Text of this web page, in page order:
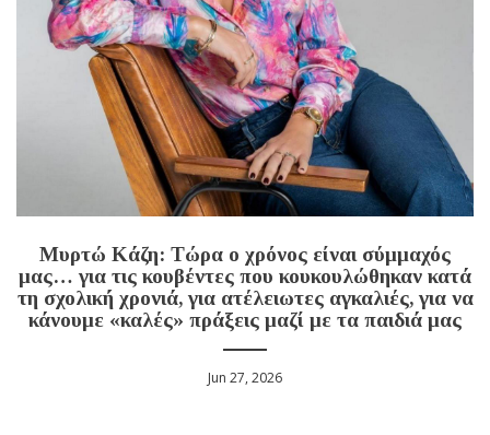
Μυρτώ Κάζη: Τώρα ο χρόνος είναι σύμμαχός
μας… για τις κουβέντες που κουκουλώθηκαν κατά
τη σχολική χρονιά, για ατέλειωτες αγκαλιές, για να
κάνουμε «καλές» πράξεις μαζί με τα παιδιά μας
Jun 27, 2026